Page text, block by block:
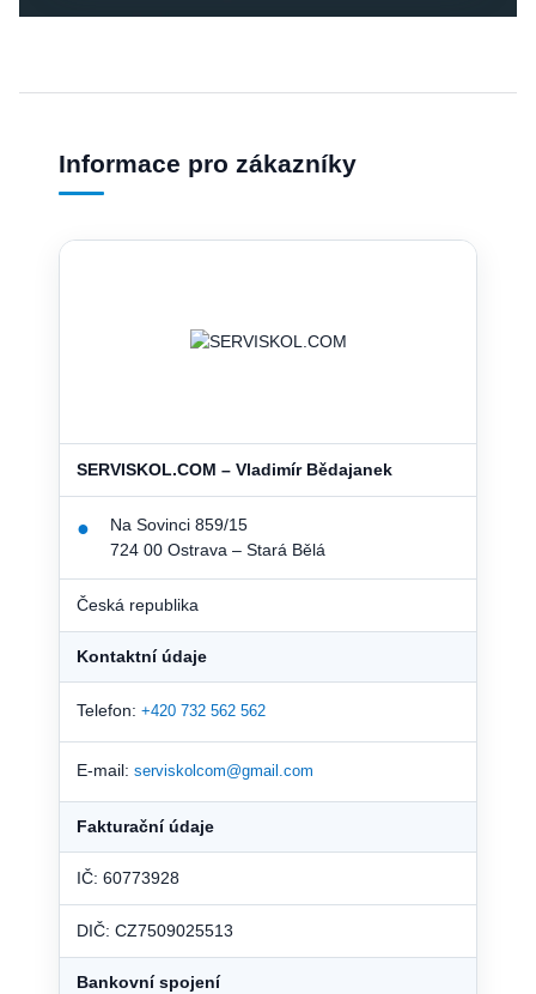
Informace pro zákazníky
SERVISKOL.COM – Vladimír Bědajanek
●
Na Sovinci 859/15
724 00 Ostrava – Stará Bělá
Česká republika
Kontaktní údaje
Telefon: +420 732 562 562
E-mail: serviskolcom@gmail.com
Fakturační údaje
IČ: 60773928
DIČ: CZ7509025513
Bankovní spojení